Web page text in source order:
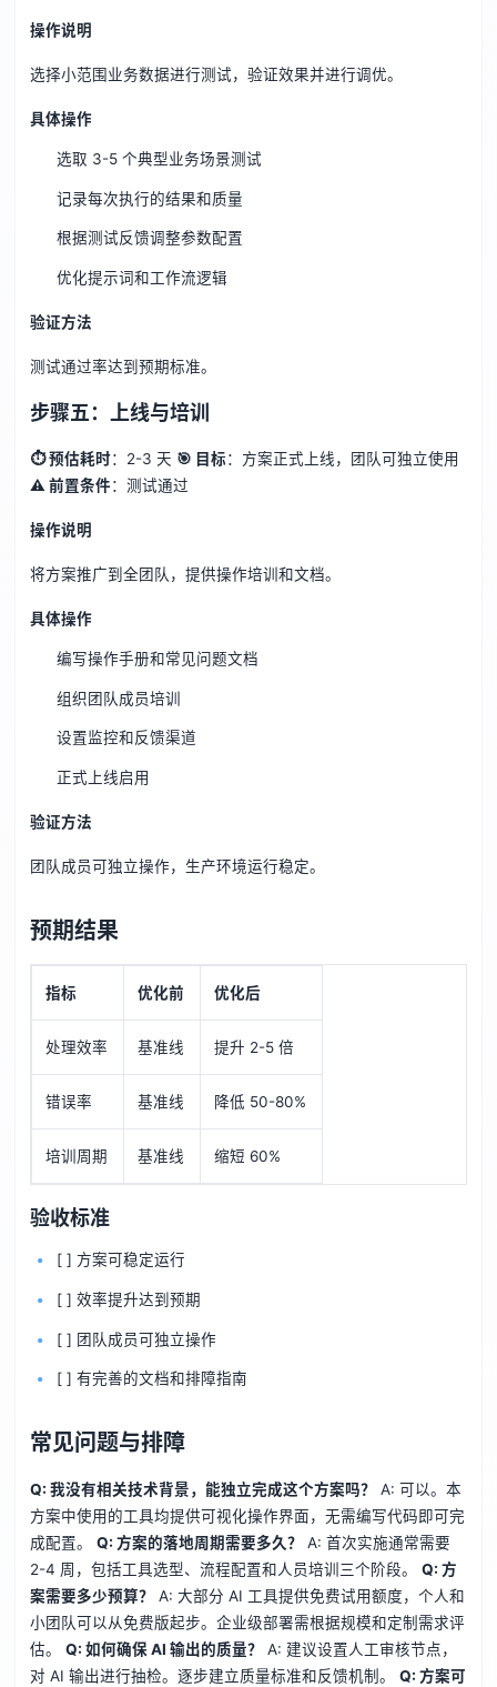
操作说明
选择小范围业务数据进行测试，验证效果并进行调优。
具体操作
选取 3-5 个典型业务场景测试
记录每次执行的结果和质量
根据测试反馈调整参数配置
优化提示词和工作流逻辑
验证方法
测试通过率达到预期标准。
步骤五：上线与培训
⏱ 预估耗时：2-3 天 🎯 目标：方案正式上线，团队可独立使用
⚠️ 前置条件：测试通过
操作说明
将方案推广到全团队，提供操作培训和文档。
具体操作
编写操作手册和常见问题文档
组织团队成员培训
设置监控和反馈渠道
正式上线启用
验证方法
团队成员可独立操作，生产环境运行稳定。
预期结果
指标 优化前 优化后
处理效率 基准线 提升 2-5 倍
错误率 基准线 降低 50-80%
培训周期 基准线 缩短 60%
验收标准
[ ] 方案可稳定运行
[ ] 效率提升达到预期
[ ] 团队成员可独立操作
[ ] 有完善的文档和排障指南
常见问题与排障
Q: 我没有相关技术背景，能独立完成这个方案吗？
A: 可以。本
方案中使用的工具均提供可视化操作界面，无需编写代码即可完
成配置。 Q: 方案的落地周期需要多久？
A: 首次实施通常需要
2-4 周，包括工具选型、流程配置和人员培训三个阶段。 Q: 方
案需要多少预算？
A: 大部分 AI 工具提供免费试用额度，个人和
小团队可以从免费版起步。企业级部署需根据规模和定制需求评
估。 Q: 如何确保 AI 输出的质量？
A: 建议设置人工审核节点，
对 AI 输出进行抽检。逐步建立质量标准和反馈机制。 Q: 方案可